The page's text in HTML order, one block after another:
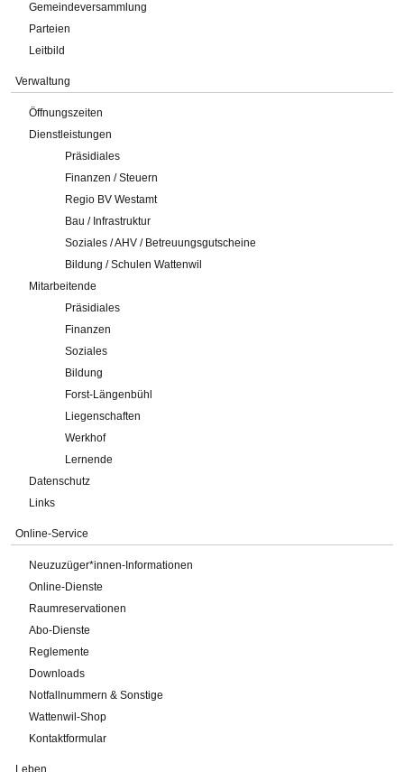
Gemeindeversammlung
Parteien
Leitbild
Verwaltung
Öffnungszeiten
Dienstleistungen
Präsidiales
Finanzen / Steuern
Regio BV Westamt
Bau / Infrastruktur
Soziales / AHV / Betreuungsgutscheine
Bildung / Schulen Wattenwil
Mitarbeitende
Präsidiales
Finanzen
Soziales
Bildung
Forst-Längenbühl
Liegenschaften
Werkhof
Lernende
Datenschutz
Links
Online-Service
Neuzuzüger*innen-Informationen
Online-Dienste
Raumreservationen
Abo-Dienste
Reglemente
Downloads
Notfallnummern & Sonstige
Wattenwil-Shop
Kontaktformular
Leben